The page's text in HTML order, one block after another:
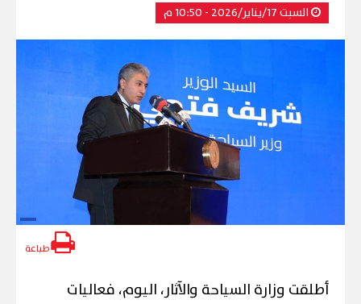
السبت 17/يناير/2026 - 10:50 م
طباعة
أطلقت وزارة السياحة والآثار، اليوم، فعاليات